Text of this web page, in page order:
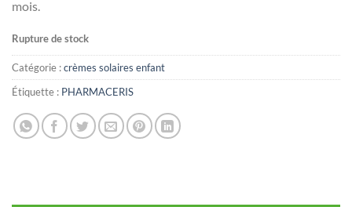
mois.
Rupture de stock
Catégorie :crèmes solaires enfant
Étiquette : PHARMACERIS